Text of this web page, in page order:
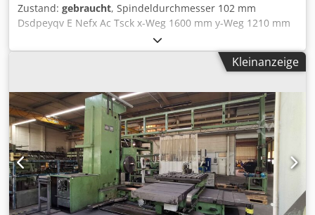
Zustand: gebraucht, Spindeldurchmesser 102 mm
Dsdpeyqv E Nefx Ac Tsck x-Weg 1600 mm y-Weg 1210 mm
z-Achse 1475 mm Spindelweg 710 mm B-Achse (Tisch) 360
° Tischabmessung 1250x1400 mm Tischbelastung 3500 kg
Gesamtleistungsbedarf 47 kW Maschinengewicht ca. 9,25 t
Vorschub X/Z 6000 mm/min Vorschub Y 4000 mm/min
Vorschub W 3150 mm/min Eilgang X/Z 6000 mm/min
Eilgang Y 4000 mm/min Eilgang w 3150 mm/min Eilgang B
2,5 U/min Die techn. Daten sind Hersteller- bzw.
Betreiberangaben und daher für uns unverbindlich. Einen
Zwischenverkauf behalten wir uns vor; es gelten
ausschließlich unsere Geschäfts- und
Kleinanzeige